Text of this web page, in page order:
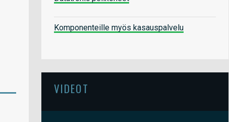
Komponenteille myös kasauspalvelu
VIDEOT